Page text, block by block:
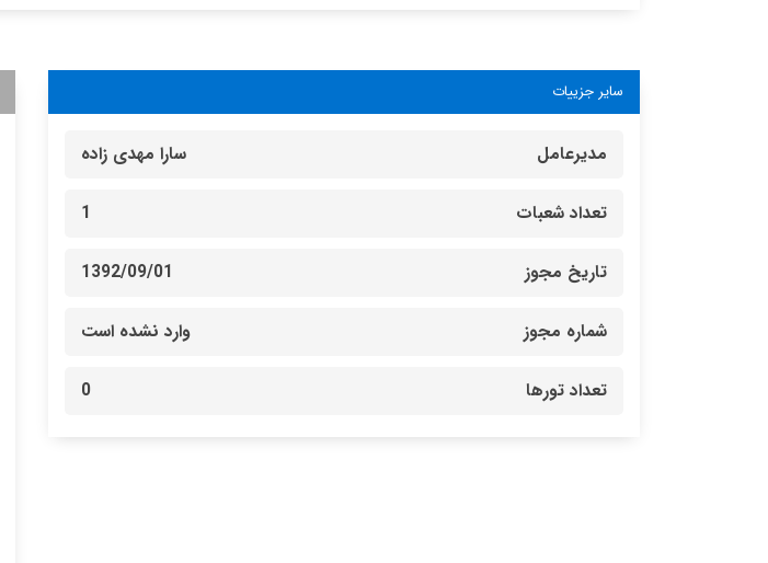
سایر جزییات
مدیرعامل سارا مهدی زاده
تعداد شعبات 1
تاریخ مجوز 1392/09/01
شماره مجوز وارد نشده است
تعداد تورها 0